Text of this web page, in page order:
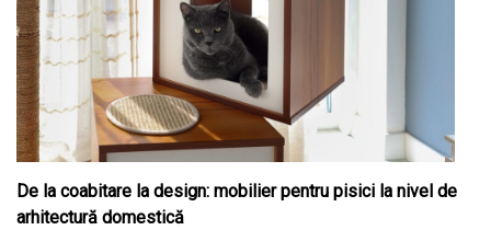
De la coabitare la design: mobilier pentru pisici la nivel de
arhitectură domestică